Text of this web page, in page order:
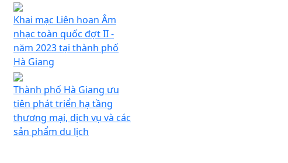
Khai mạc Liên hoan Âm
nhạc toàn quốc đợt II -
năm 2023 tại thành phố
Hà Giang
Thành phố Hà Giang ưu
tiên phát triển hạ tầng
thương mại, dịch vụ và các
sản phẩm du lịch